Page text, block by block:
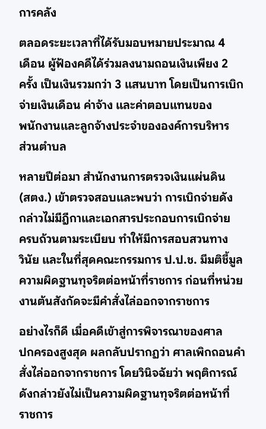
การคลัง
ตลอดระยะเวลาที่ได้รับมอบหมายประมาณ 4
เดือน ผู้ฟ้องคดีได้ร่วมลงนามถอนเงินเพียง 2
ครั้ง เป็นเงินรวมกว่า 3 แสนบาท โดยเป็นการเบิก
จ่ายเงินเดือน ค่าจ้าง และค่าตอบแทนของ
พนักงานและลูกจ้างประจำขององค์การบริหาร
ส่วนตำบล
หลายปีต่อมา สำนักงานการตรวจเงินแผ่นดิน
(สตง.) เข้าตรวจสอบและพบว่า การเบิกจ่ายดัง
กล่าวไม่มีฎีกาและเอกสารประกอบการเบิกจ่าย
ครบถ้วนตามระเบียบ ทำให้มีการสอบสวนทาง
วินัย และในที่สุดคณะกรรมการ ป.ป.ช. มีมติชี้มูล
ความผิดฐานทุจริตต่อหน้าที่ราชการ ก่อนที่หน่วย
งานต้นสังกัดจะมีคำสั่งไล่ออกจากราชการ
อย่างไรก็ดี เมื่อคดีเข้าสู่การพิจารณาของศาล
ปกครองสูงสุด ผลกลับปรากฏว่า ศาลเพิกถอนคำ
สั่งไล่ออกจากราชการ โดยวินิจฉัยว่า พฤติการณ์
ดังกล่าวยังไม่เป็นความผิดฐานทุจริตต่อหน้าที่
ราชการ